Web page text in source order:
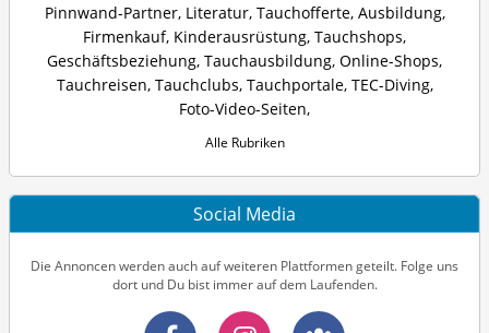
Pinnwand-Partner, Literatur, Tauchofferte, Ausbildung,
Firmenkauf, Kinderausrüstung, Tauchshops,
Geschäftsbeziehung, Tauchausbildung, Online-Shops,
Tauchreisen, Tauchclubs, Tauchportale, TEC-Diving,
Foto-Video-Seiten,
Alle Rubriken
Social Media
Die Annoncen werden auch auf weiteren Plattformen geteilt. Folge uns
dort und Du bist immer auf dem Laufenden.